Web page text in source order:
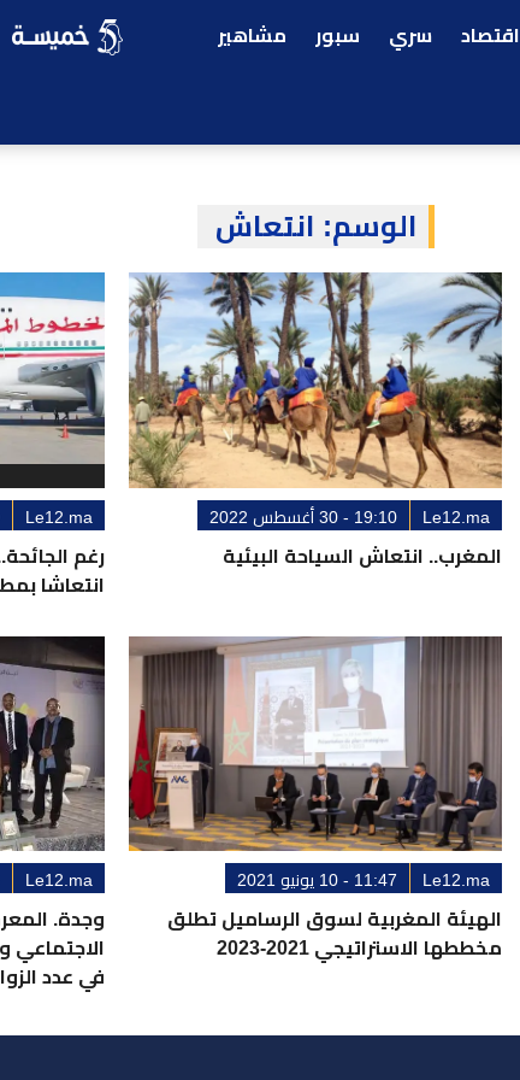
اقتصاد سري سبور مشاهير
الوسم: انتعاش
Le12.ma 19:10 - 30 أغسطس 2022
المغرب.. انتعاش السياحة البيئية
Le12.ma
رغم
انتعاشا
Le12.ma 11:47 - 10 يونيو 2021
الهيئة المغربية لسوق الرساميل تطلق
مخططها الاستراتيجي 2021-2023
Le12.ma
وجدة.
الاجتماعي
في عدد